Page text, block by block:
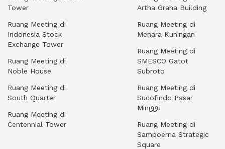
Tower
Ruang Meeting di
Indonesia Stock
Exchange Tower
Ruang Meeting di
Noble House
Ruang Meeting di
South Quarter
Ruang Meeting di
Centennial Tower
Artha Graha Building
Ruang Meeting di
Menara Kuningan
Ruang Meeting di
SMESCO Gatot
Subroto
Ruang Meeting di
Sucofindo Pasar
Minggu
Ruang Meeting di
Sampoerna Strategic
Square